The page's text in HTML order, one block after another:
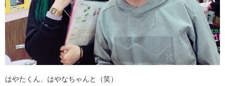
はやたくん、はやなちゃんと（笑）